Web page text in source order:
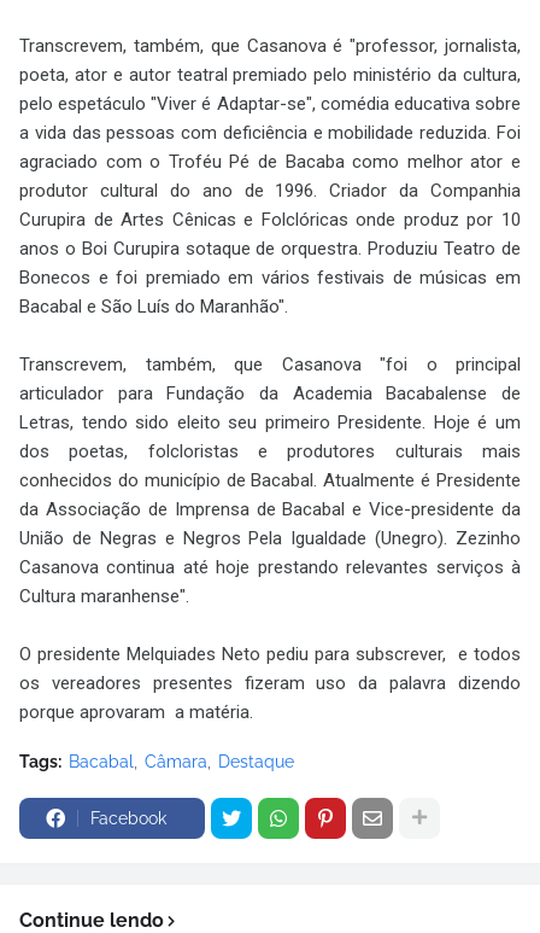
Transcrevem, também, que Casanova é "professor, jornalista,
poeta, ator e autor teatral premiado pelo ministério da cultura,
pelo espetáculo "Viver é Adaptar-se", comédia educativa sobre
a vida das pessoas com deficiência e mobilidade reduzida. Foi
agraciado com o Troféu Pé de Bacaba como melhor ator e
produtor cultural do ano de 1996. Criador da Companhia
Curupira de Artes Cênicas e Folclóricas onde produz por 10
anos o Boi Curupira sotaque de orquestra. Produziu Teatro de
Bonecos e foi premiado em vários festivais de músicas em
Bacabal e São Luís do Maranhão".
Transcrevem, também, que Casanova "foi o principal
articulador para Fundação da Academia Bacabalense de
Letras, tendo sido eleito seu primeiro Presidente. Hoje é um
dos poetas, folcloristas e produtores culturais mais
conhecidos do município de Bacabal. Atualmente é Presidente
da Associação de Imprensa de Bacabal e Vice-presidente da
União de Negras e Negros Pela Igualdade (Unegro). Zezinho
Casanova continua até hoje prestando relevantes serviços à
Cultura maranhense".
O presidente Melquiades Neto pediu para subscrever, e todos
os vereadores presentes fizeram uso da palavra dizendo
porque aprovaram a matéria.
Tags: Bacabal Câmara Destaque
Facebook
Continue lendo